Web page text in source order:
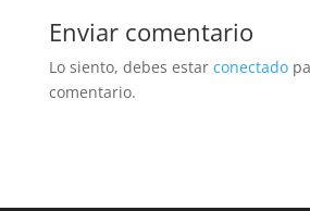
Enviar comentario
Lo siento, debes estar conectado
comentario.